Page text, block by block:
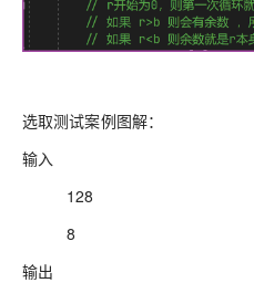
选取测试案例图解：
输入
128
8
输出